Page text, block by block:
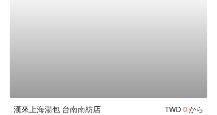
漢來上海湯包 台南南紡店 TWD 0から